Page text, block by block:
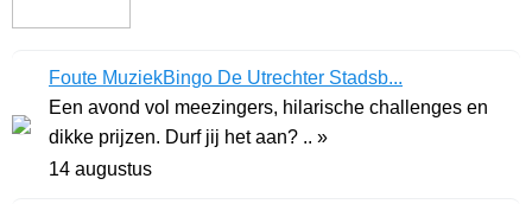
Foute MuziekBingo De Utrechter Stadsb...
Een avond vol meezingers, hilarische challenges en
dikke prijzen. Durf jij het aan? .. »
14 augustus